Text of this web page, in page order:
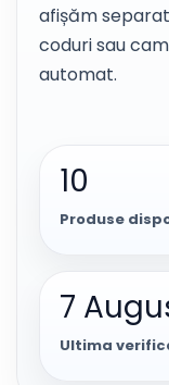
afișăm
coduri sau
automat.
10
Produse
7
Ultima